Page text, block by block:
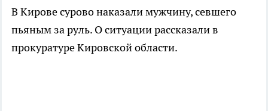
В Кирове сурово наказали мужчину, севшего
пьяным за руль. О ситуации рассказали в
прокуратуре Кировской области.